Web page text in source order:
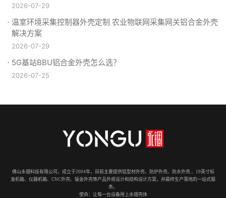
2026-07-29
温室环境采集控制器外壳定制 农业物联网采集网关铝合金外壳
解决方案
2026-07-29
5G基站BBU铝合金外壳怎么选？
2026-07-25
佛山永锢科技有限公司，成立于2004年，目前主要提供铝型材外壳、防护外壳、防水外壳 、19英寸标
准机箱、仪器机箱、CNC外壳、钣金外壳等产品外观设计和结构设计方案，并最终生产落地的一站式服
务。
使命：让每一台设备用上永锢壳体